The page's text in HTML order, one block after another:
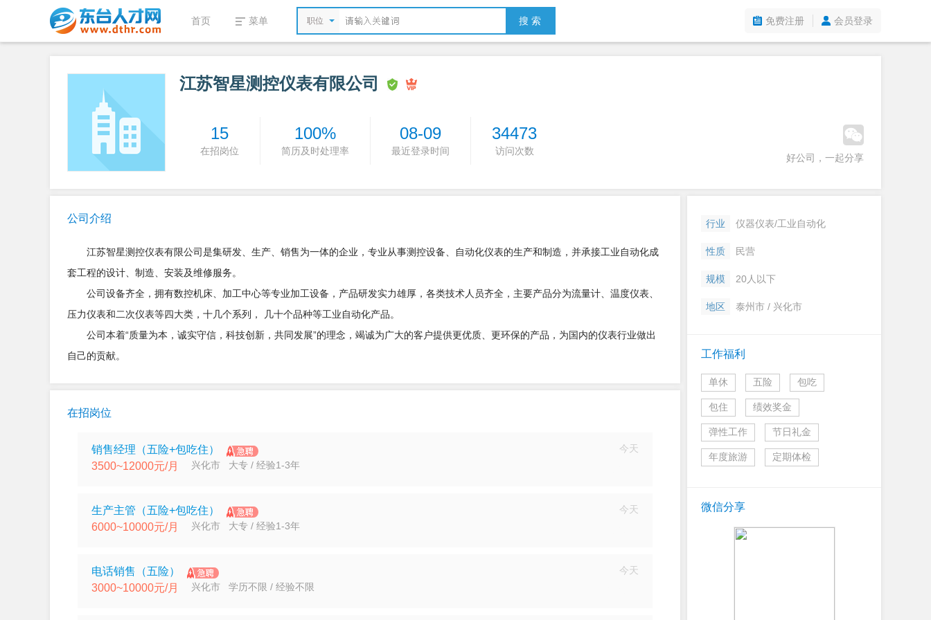
首页 菜单 职位 搜 索 免费注册 会员登录
江苏智星测控仪表有限公司
15
在招岗位
100%
简历及时处理率
08-09
最近登录时间
34473
访问次数
好公司，一起分享
公司介绍
江苏智星测控仪表有限公司是集研发、生产、销售为一体的企业，专业从事测控设备、自动化仪表的生产和制造，并承接工业自动化成
套工程的设计、制造、安装及维修服务。
公司设备齐全，拥有数控机床、加工中心等专业加工设备，产品研发实力雄厚，各类技术人员齐全，主要产品分为流量计、温度仪表、
压力仪表和二次仪表等四大类，十几个系列， 几十个品种等工业自动化产品。
公司本着“质量为本，诚实守信，科技创新，共同发展”的理念，竭诚为广大的客户提供更优质、更环保的产品，为国内的仪表行业做出
自己的贡献。
在招岗位
销售经理（五险+包吃住） 今天
3500~12000元/月 兴化市 大专 / 经验1-3年
生产主管（五险+包吃住） 今天
6000~10000元/月 兴化市 大专 / 经验1-3年
电话销售（五险） 今天
3000~10000元/月 兴化市 学历不限 / 经验不限
行业 仪器仪表/工业自动化
性质 民营
规模 20人以下
地区 泰州市 / 兴化市
工作福利
单休 五险 包吃
包住 绩效奖金
弹性工作 节日礼金
年度旅游 定期体检
微信分享